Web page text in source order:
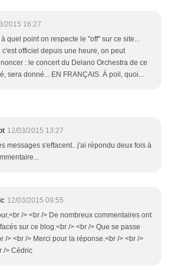
2015 16:27
quel point on respecte le "off" sur ce site...
c'est officiel depuis une heure, on peut
: le concert du Delano Orchestra de ce
sera donné... EN FRANÇAIS. À poil, quoi...
12/03/2015 13:27
messages s'effacent.. j'ai répondu deux fois à
12/03/2015 09:55
/> <br /> De nombreux commentaires ont
sur ce blog.<br /> <br /> Que se passe
/> <br /> Merci pour la réponse.<br /> <br />
/> Cédric